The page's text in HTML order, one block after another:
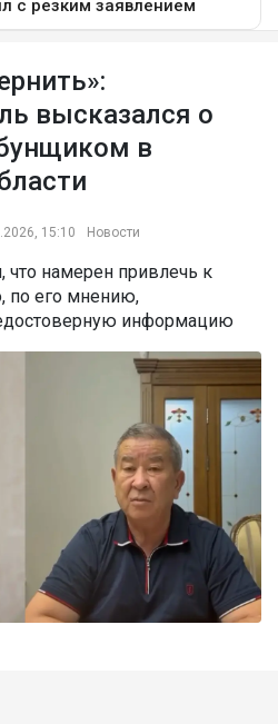
высказался о
в
15:10 Новости
что намерен привлечь к
по его мнению,
информацию